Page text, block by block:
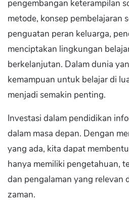
pengembangan keterampilan
metode, konsep pembelajaran
penguatan peran keluarga,
menciptakan lingkungan
berkelanjutan. Dalam dunia
kemampuan untuk belajar di
menjadi semakin penting.
Investasi dalam pendidikan
dalam masa depan. Dengan
yang ada, kita dapat
hanya memiliki pengetahuan,
dan pengalaman yang relevan
zaman.